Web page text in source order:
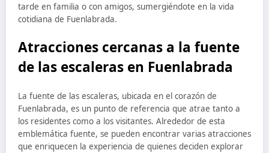
tarde en familia o con amigos, sumergiéndote en la vida
cotidiana de Fuenlabrada.
Atracciones cercanas a la fuente
de las escaleras en Fuenlabrada
La fuente de las escaleras, ubicada en el corazón de
Fuenlabrada, es un punto de referencia que atrae tanto a
los residentes como a los visitantes. Alrededor de esta
emblemática fuente, se pueden encontrar varias atracciones
que enriquecen la experiencia de quienes deciden explorar